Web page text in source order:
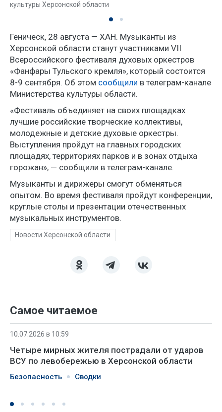
культуры Херсонской области
Геническ, 28 августа — ХАН. Музыканты из
Херсонской области станут участниками VII
Всероссийского фестиваля духовых оркестров
«Фанфары Тульского кремля», который состоится
8-9 сентября. Об этом сообщили в телеграм-канале
Министерства культуры области.
«Фестиваль объединяет на своих площадках
лучшие российские творческие коллективы,
молодежные и детские духовые оркестры.
Выступления пройдут на главных городских
площадях, территориях парков и в зонах отдыха
горожан», — сообщили в телеграм-канале.
Музыканты и дирижеры смогут обменяться
опытом. Во время фестиваля пройдут конференции,
круглые столы и презентации отечественных
музыкальных инструментов.
Новости Херсонской области
Самое читаемое
10.07.2026 в 10:59
Четыре мирных жителя пострадали от ударов
ВСУ по левобережью в Херсонской области
Безопасность Сводки